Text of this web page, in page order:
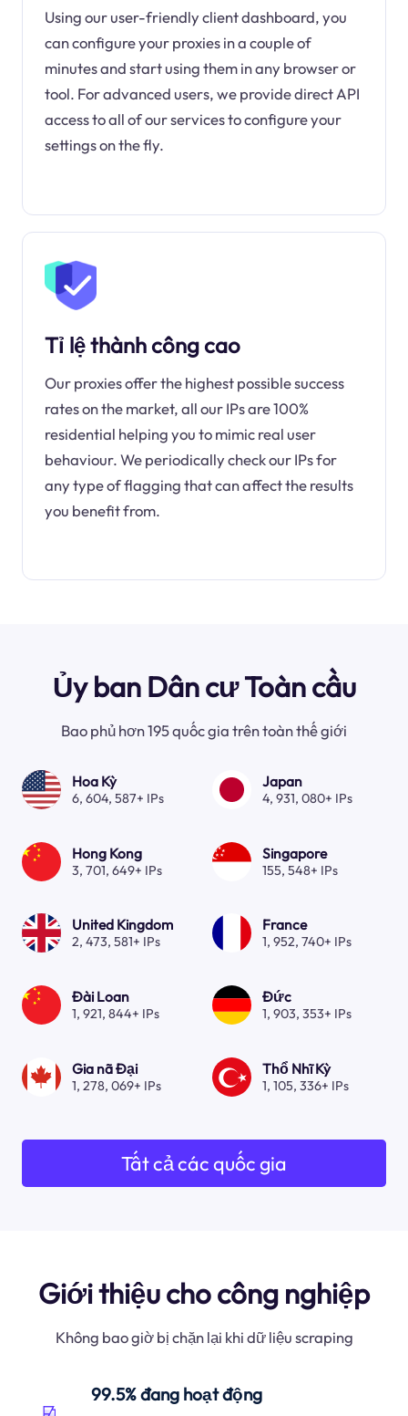
Using our user-friendly client dashboard, you
can configure your proxies in a couple of
minutes and start using them in any browser or
tool. For advanced users, we provide direct API
access to all of our services to configure your
settings on the fly.
Tỉ lệ thành công cao
Our proxies offer the highest possible success
rates on the market, all our IPs are 100%
residential helping you to mimic real user
behaviour. We periodically check our IPs for
any type of flagging that can affect the results
you benefit from.
Ủy ban Dân cư Toàn cầu
Bao phủ hơn 195 quốc gia trên toàn thế giới
Hoa Kỳ
6, 604, 587+ IPs
Japan
4, 931, 080+ IPs
Hong Kong
3, 701, 649+ IPs
Singapore
155, 548+ IPs
United Kingdom
2, 473, 581+ IPs
France
1, 952, 740+ IPs
Đài Loan
1, 921, 844+ IPs
Đức
1, 903, 353+ IPs
Gia nã Đại
1, 278, 069+ IPs
Thổ Nhĩ Kỳ
1, 105, 336+ IPs
Tất cả các quốc gia
Giới thiệu cho công nghiệp
Không bao giờ bị chặn lại khi dữ liệu scraping
99.5% đang hoạt động